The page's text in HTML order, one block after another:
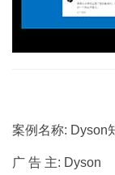
案例名称: Dyson
广 告 主: Dyson